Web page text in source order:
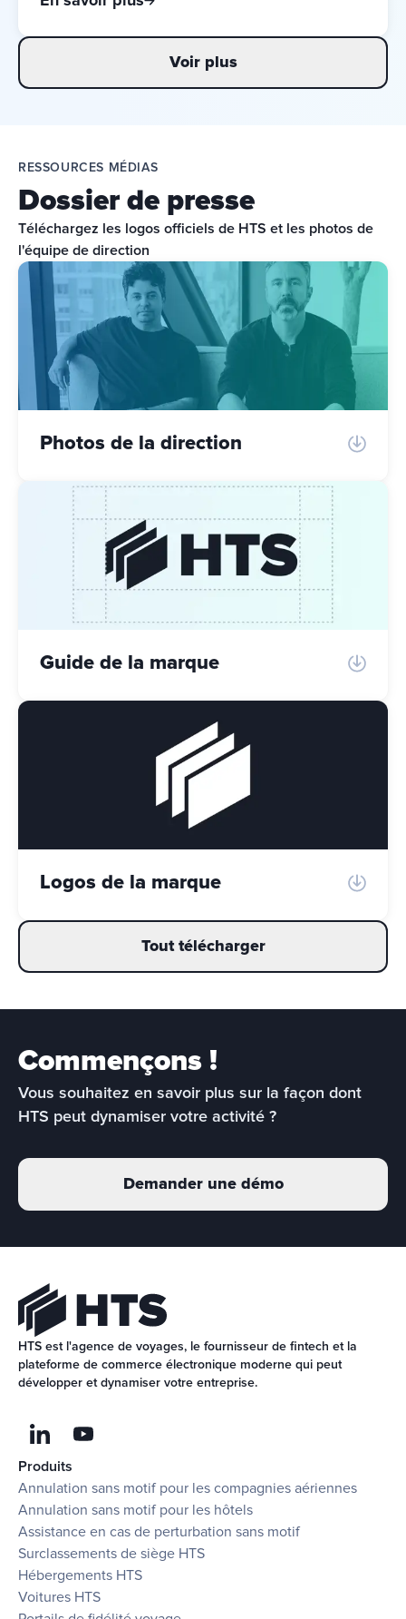
Voir plus
RESSOURCES MÉDIAS
Dossier de presse
Téléchargez les logos officiels de HTS et les photos de
l'équipe de direction
Photos de la direction
Guide de la marque
Logos de la marque
Tout télécharger
Commençons !
Vous souhaitez en savoir plus sur la façon dont
HTS peut dynamiser votre activité ?
Demander une démo
HTS est l'agence de voyages, le fournisseur de fintech et la
plateforme de commerce électronique moderne qui peut
développer et dynamiser votre entreprise.
Produits
Annulation sans motif pour les compagnies aériennes
Annulation sans motif pour les hôtels
Assistance en cas de perturbation sans motif
Surclassements de siège HTS
Hébergements HTS
Voitures HTS